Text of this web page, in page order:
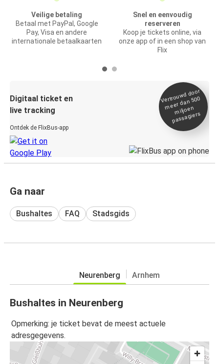
Veilige betaling
Betaal met PayPal, Google
Pay, Visa en andere
internationale betaalkaarten
Snel en eenvoudig
reserveren
Koop je tickets online, via
onze app of in een shop van
Flix
Digitaal ticket en
live tracking
Ontdek de FlixBus-app
Vertrou
wd door
meer dan 500
miljoen
passagiers
Ga naar
Bushaltes FAQ Stadsgids
Neurenberg Arnhem
Bushaltes in Neurenberg
Opmerking: je ticket bevat de meest actuele
adresgegevens.